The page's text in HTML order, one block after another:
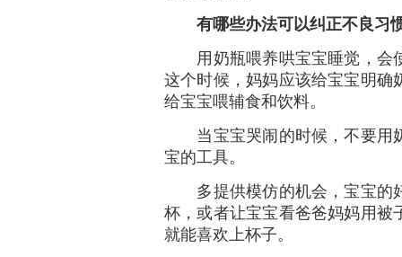
有哪些办法可以纠正不良习
用奶瓶喂养哄宝宝睡觉，会
这个时候，妈妈应该给宝宝明确
给宝宝喂辅食和饮料。
当宝宝哭闹的时候，不要用
宝的工具。
多提供模仿的机会，宝宝的
杯，或者让宝宝看爸爸妈妈用被
就能喜欢上杯子。